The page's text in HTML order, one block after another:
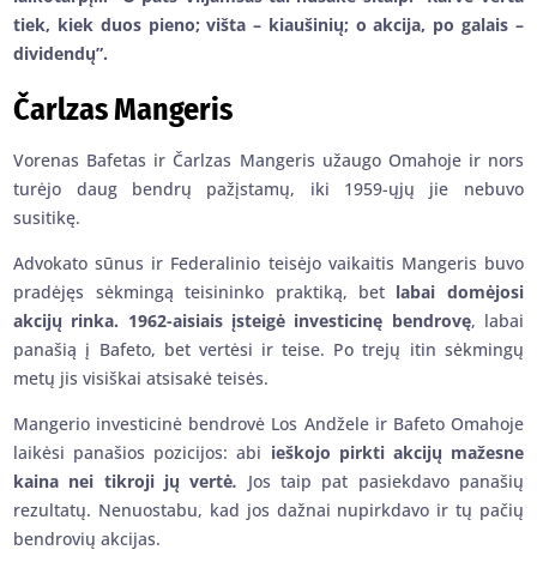
tiek, kiek duos pieno; višta – kiaušinių; o akcija, po galais –
dividendų”.
Čarlzas Mangeris
Vorenas Bafetas ir Čarlzas Mangeris užaugo Omahoje ir nors
turėjo daug bendrų pažįstamų, iki 1959-ųjų jie nebuvo
susitikę.
Advokato sūnus ir Federalinio teisėjo vaikaitis Mangeris buvo
pradėjęs sėkmingą teisininko praktiką, bet labai domėjosi
akcijų rinka. 1962-aisiais įsteigė investicinę bendrovę, labai
panašią į Bafeto, bet vertėsi ir teise. Po trejų itin sėkmingų
metų jis visiškai atsisakė teisės.
Mangerio investicinė bendrovė Los Andžele ir Bafeto Omahoje
laikėsi panašios pozicijos: abi ieškojo pirkti akcijų mažesne
kaina nei tikroji jų vertė. Jos taip pat pasiekdavo panašių
rezultatų. Nenuostabu, kad jos dažnai nupirkdavo ir tų pačių
bendrovių akcijas.